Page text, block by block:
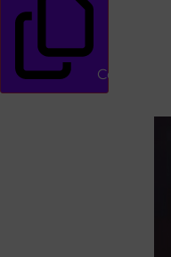
Copiar link